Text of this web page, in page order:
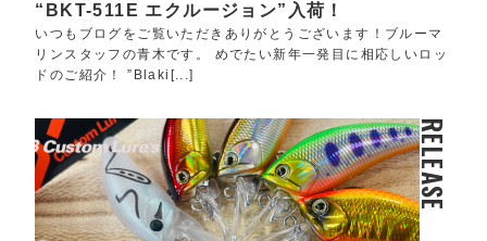
“BKT-511E エクルージョン”入荷！
いつもブログをご覧いただきありがとうございます！ブルーマ
リンスタッフの青木です。 めでたい新年一発目に相応しいロッ
ドのご紹介！ ”Blaki[...]
RELEASE